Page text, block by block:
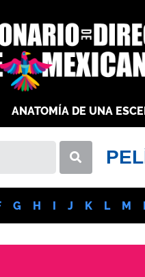
ANATOMÍA DE UNA
G H I J K L M